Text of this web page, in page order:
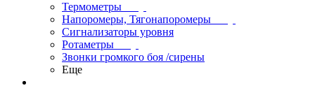
Термометры
Напоромеры, Тягонапоромеры
Сигнализаторы уровня
Ротаметры
Звонки громкого боя /сирены
Еще